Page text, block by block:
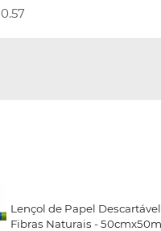
0.57
Lençol de Papel Descartável
Fibras Naturais -